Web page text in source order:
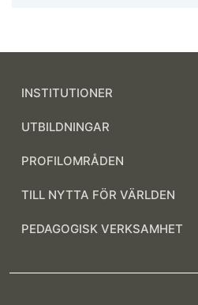
INSTITUTIONER
UTBILDNINGAR
PROFILOMRÅDEN
TILL NYTTA FÖR VÄRLDEN
PEDAGOGISK VERKSAMHET